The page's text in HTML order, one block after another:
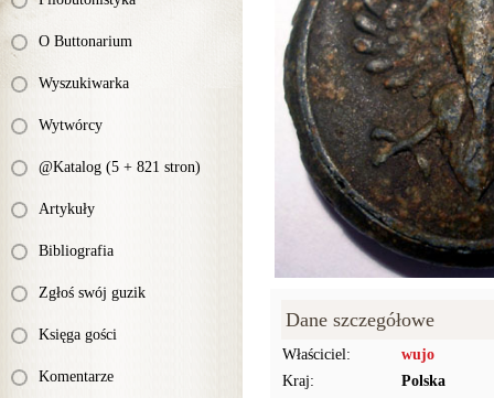
O Buttonarium
Wyszukiwarka
Wytwórcy
@Katalog (5 + 821 stron)
Artykuły
Bibliografia
Zgłoś swój guzik
Księga gości
Komentarze
Dane szczegółowe
Właściciel:
wujo
Kraj:
Polska